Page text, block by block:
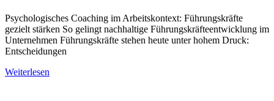
Psychologisches Coaching im Arbeitskontext: Führungskräfte
gezielt stärken So gelingt nachhaltige Führungskräfteentwicklung im
Unternehmen Führungskräfte stehen heute unter hohem Druck:
Entscheidungen
Weiterlesen